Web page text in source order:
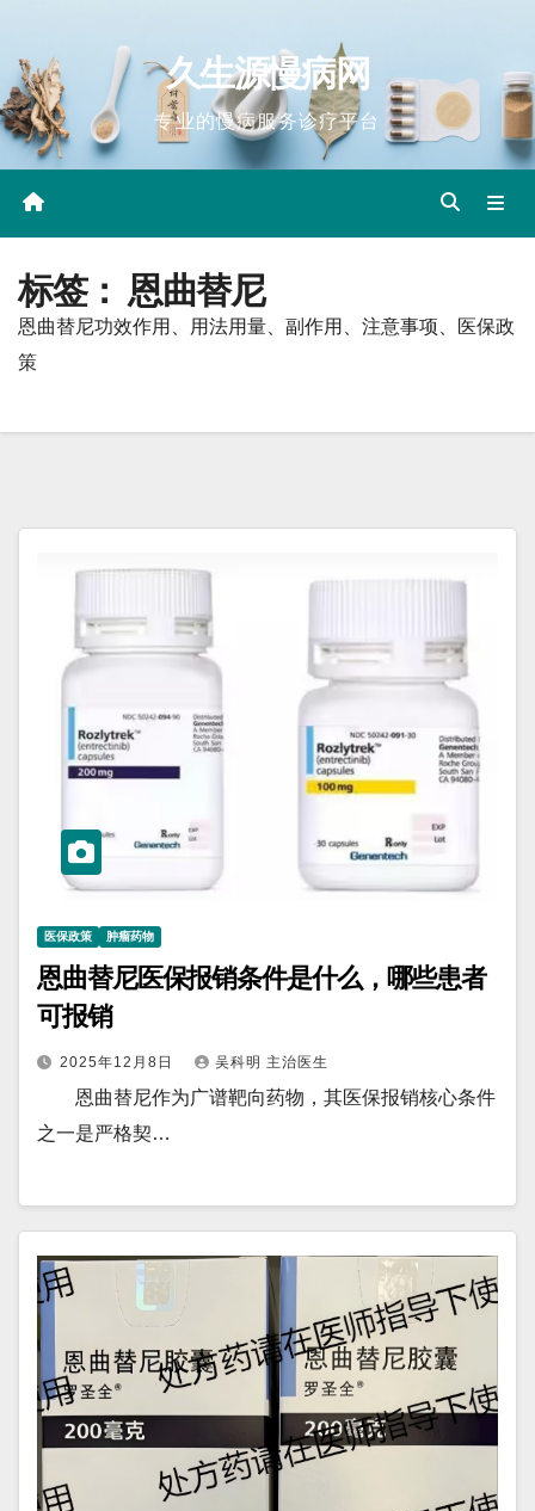
content
久生源慢病网
专业的慢病服务诊疗平台
标签： 恩曲替尼
恩曲替尼功效作用、用法用量、副作用、注意事项、医保政
策
医保政策 肿瘤药物
恩曲替尼医保报销条件是什么，哪些患者
可报销
2025年12月8日 吴科明 主治医生
恩曲替尼作为广谱靶向药物，其医保报销核心条件
之一是严格契…